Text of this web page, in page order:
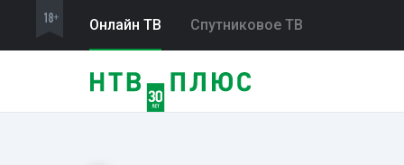
Онлайн ТВ Спутниковое ТВ